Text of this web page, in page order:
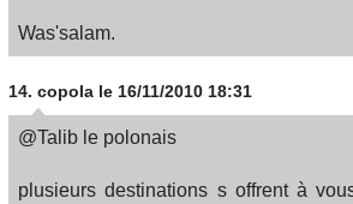
Was'salam.
14. copola le 16/11/2010 18:31
@Talib le polonais
plusieurs destinations s offrent à